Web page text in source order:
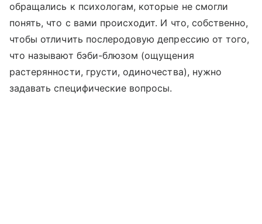
обращались к психологам, которые не смогли
понять, что с вами происходит. И что, собственно,
чтобы отличить послеродовую депрессию от того,
что называют бэби-блюзом (ощущения
растерянности, грусти, одиночества), нужно
задавать специфические вопросы.